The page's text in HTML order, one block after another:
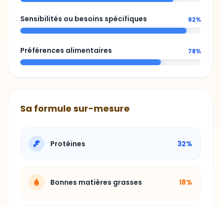
Sensibilités ou besoins spécifiques 92%
Préférences alimentaires 78%
Sa formule sur-mesure
Protéines 32%
Bonnes matières grasses 18%